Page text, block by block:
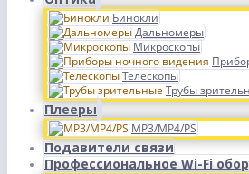
Бинокли
Дальномеры
Микроскопы
Телескопы
Трубы
Плееры
MP3/MP4/PS
Подавители связи
Профессиональное Wi-Fi